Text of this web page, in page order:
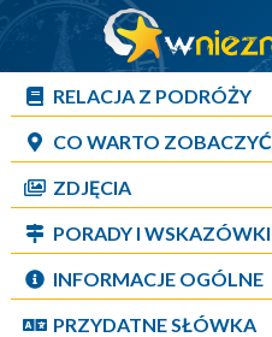
RELACJA Z PODRÓŻY
CO WARTO ZOBACZYĆ
ZDJĘCIA
PORADY I WSKAZÓWKI
INFORMACJE OGÓLNE
PRZYDATNE SŁÓWKA